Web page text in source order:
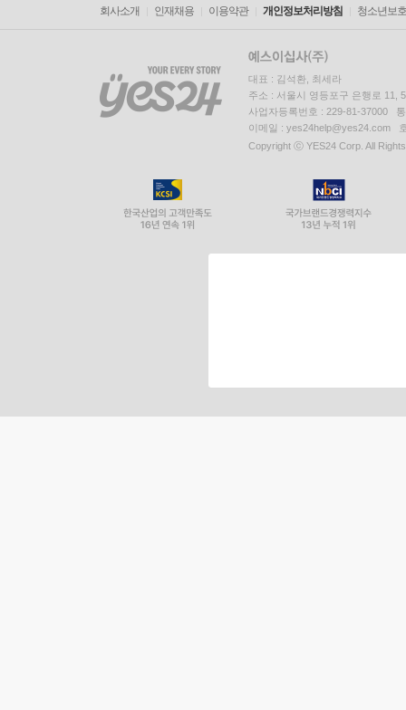
회사소개 인재채용 이용약관 개인정보처리방침 청소년보
대표 : 김석환, 최세라
주소 : 서울시 영등포구 은행로 11,
사업자등록번호 : 229-81-37000
이메일 : yes24help@yes24.com
Copyright ⓒ YES24 Corp. All